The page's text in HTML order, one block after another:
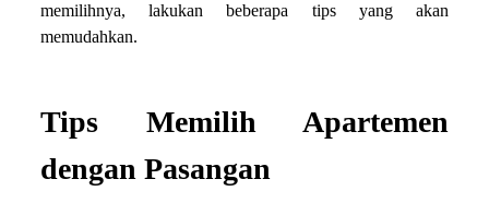
memilihnya, lakukan beberapa tips yang akan
memudahkan.
Tips Memilih Apartemen
dengan Pasangan